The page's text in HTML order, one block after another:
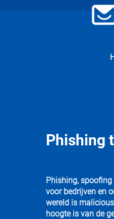
Phishing
Phishing, spoofing
voor bedrijven en
wereld is
hoogte is van de